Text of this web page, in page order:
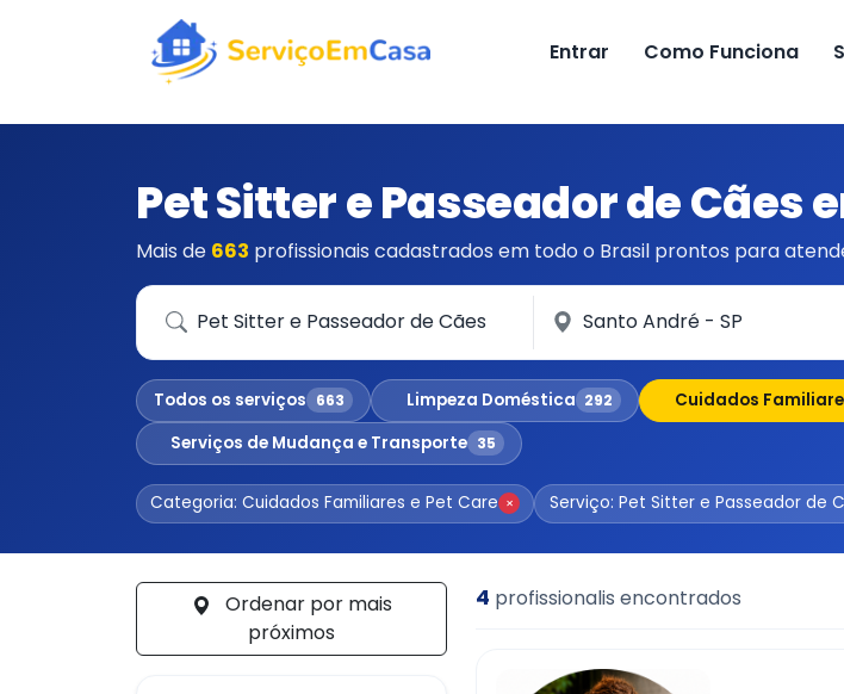
Entrar Como Funciona
Pet Sitter e Passeador de Cães
Mais de 663 profissionais cadastrados em todo o Brasil prontos para
Que serviço você precisa? Em qual cidade?
Todos os serviços 663 Limpeza Doméstica 292 Cuidados
Serviços de Mudança e Transporte 35
Categoria: Cuidados Familiares e Pet Care × Serviço: Pet Sitter e Passeador de
próximos
4 profissionalis encontrados